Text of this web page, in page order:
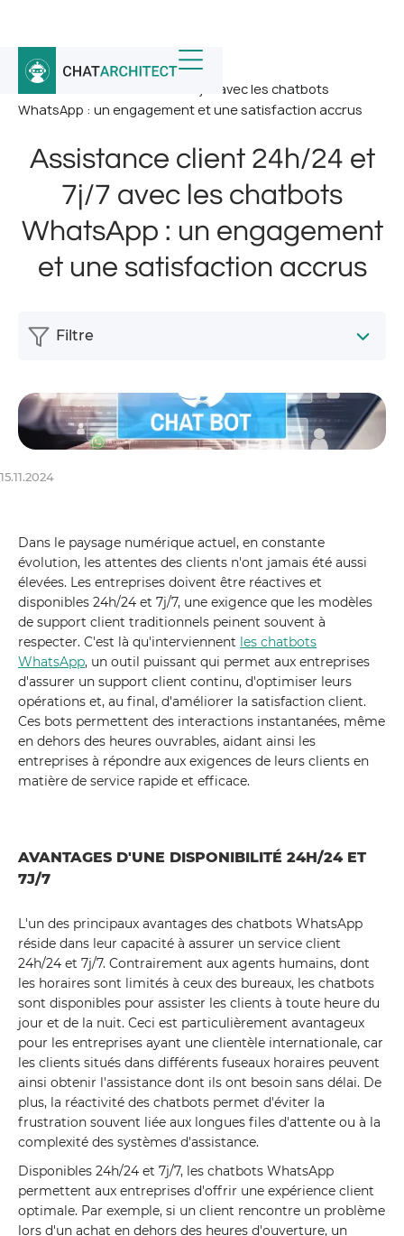
Accueil / Nouvelles /
Assistance client 24h/24 et 7j/7 avec les chatbots
WhatsApp : un engagement et une satisfaction accrus
Assistance client 24h/24 et
7j/7 avec les chatbots
WhatsApp : un engagement
et une satisfaction accrus
15.11.2024
Dans le paysage numérique actuel, en constante
évolution, les attentes des clients n'ont jamais été aussi
élevées. Les entreprises doivent être réactives et
disponibles 24h/24 et 7j/7, une exigence que les modèles
de support client traditionnels peinent souvent à
respecter. C'est là qu'interviennent les chatbots
WhatsApp, un outil puissant qui permet aux entreprises
d'assurer un support client continu, d'optimiser leurs
opérations et, au final, d'améliorer la satisfaction client.
Ces bots permettent des interactions instantanées, même
en dehors des heures ouvrables, aidant ainsi les
entreprises à répondre aux exigences de leurs clients en
matière de service rapide et efficace.
AVANTAGES D'UNE DISPONIBILITÉ 24H/24 ET
7J/7
L'un des principaux avantages des chatbots WhatsApp
réside dans leur capacité à assurer un service client
24h/24 et 7j/7. Contrairement aux agents humains, dont
les horaires sont limités à ceux des bureaux, les chatbots
sont disponibles pour assister les clients à toute heure du
jour et de la nuit. Ceci est particulièrement avantageux
pour les entreprises ayant une clientèle internationale, car
les clients situés dans différents fuseaux horaires peuvent
ainsi obtenir l'assistance dont ils ont besoin sans délai. De
plus, la réactivité des chatbots permet d'éviter la
frustration souvent liée aux longues files d'attente ou à la
complexité des systèmes d'assistance.
Disponibles 24h/24 et 7j/7, les chatbots WhatsApp
permettent aux entreprises d'offrir une expérience client
optimale. Par exemple, si un client rencontre un problème
lors d'un achat en dehors des heures d'ouverture, un
Filtre